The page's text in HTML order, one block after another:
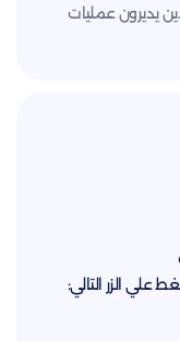
يديرون عمليات
علي الزر التالي: